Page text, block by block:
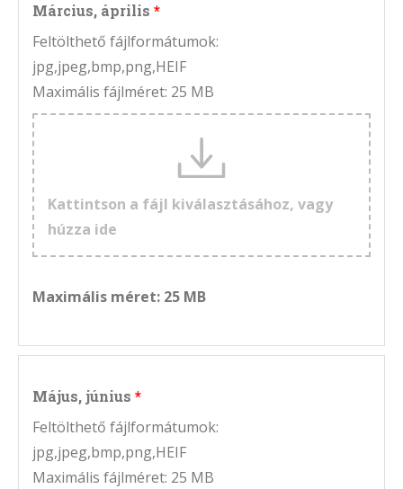
Március, április
Feltölthető fájlformátumok:
jpg,jpeg,bmp,png,HEIF
Maximális fájlméret: 25 MB
Kattintson a fájl kiválasztásához, vagy
húzza ide
Maximális méret: 25 MB
Május, június
Feltölthető fájlformátumok:
jpg,jpeg,bmp,png,HEIF
Maximális fájlméret: 25 MB